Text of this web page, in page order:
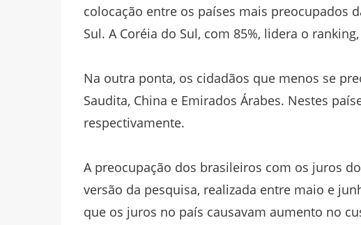
colocação entre os países mais preocupados
Sul. A Coréia do Sul, com 85%, lidera o
Na outra ponta, os cidadãos que menos se
Saudita, China e Emirados Árabes. Nestes
respectivamente.
A preocupação dos brasileiros com os juros
versão da pesquisa, realizada entre maio e
que os juros no país causavam aumento no